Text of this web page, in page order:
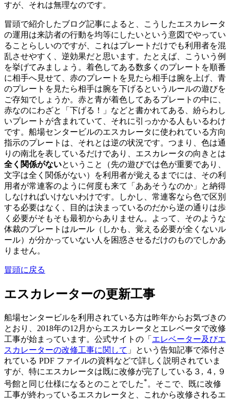
すが、それは無理なのです。
冒頭で紹介したブログ記事によると、こうしたエスカレータ
の運用は来訪者の行動を均等にしたいという意図でやってい
ることらしいのですが、これはプレートだけでも利用者を混
乱させやすく、逆効果だと思います。たとえば、こういう例
を挙げてみましょう。着色してある数多くのプレートを順番
に相手へ見せて、赤のプレートを見たら相手は腕を上げ、青
のプレートを見たら相手は腕を下げるというルールの遊びを
ご存知でしょうか。赤と青が着色してあるプレートの中に、
赤なのにわざと「下げる！」などと書かれてある、紛らわし
いプレートが含まれていて、それに引っかかる人もいるわけ
です。船場センタービルのエスカレータに使われている方向
指示のプレートは、それとは逆の状況です。つまり、色は通
りの南北を表しているだけであり、エスカレータの向きとは
全く関係がないということ（先の遊びでは色が重要であり、
文字は全く関係がない）を利用者が覚えるまでには、その利
用者が常連客のように何度も来て「ああそうなのか」と納得
しなければいけないわけです。しかし、常連客なら色で区別
する必要はなく、目的は決まっているのだから逆の通りは歩
く必要がそもそも最初からありません。よって、そのような
体裁のプレートはルール（しかも、覚える必要が全くないル
ール）が分かっていない人を困惑させるだけのものでしかあ
りません。
冒頭に戻る
エスカレーターの更新工事
船場センタービルを利用されている方は昨年からお気づきの
とおり、2018年の12月からエスカレータとエレベータで改修
工事が始まっています。公式サイトの「 エレベーター及びエ
スカレーターの改修工事に関して 」という告知記事で添付さ
れている PDF ファイルの資料などで詳しく説明されていま
すが、特にエスカレータは既に改修が完了している３, ４, ９
号館と同じ仕様になるとのことでした* 。そこで、既に改修
工事が終わっているエスカレータと、これから改修されるエ